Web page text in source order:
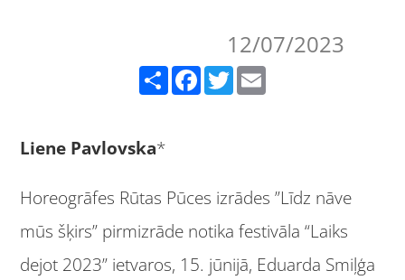
12/07/2023
Share Facebook Twitter
Liene Pavlovska*
Horeogrāfes Rūtas Pūces izrādes ”Līdz nāve
mūs šķirs” pirmizrāde notika festivāla “Laiks
dejot 2023” ietvaros, 15. jūnijā, Eduarda Smiļģa